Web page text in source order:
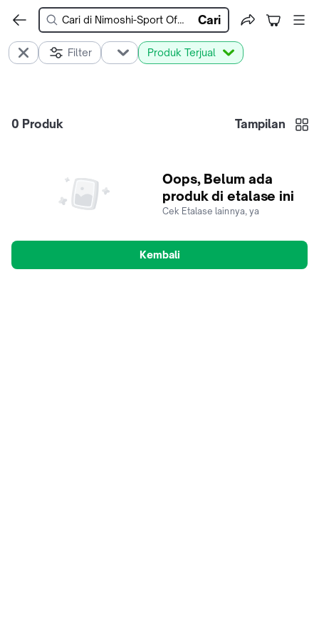
Cari
Filter Produk Terjual
0 Produk Tampilan
Oops, Belum ada
produk di etalase ini
Cek Etalase lainnya, ya
Kembali